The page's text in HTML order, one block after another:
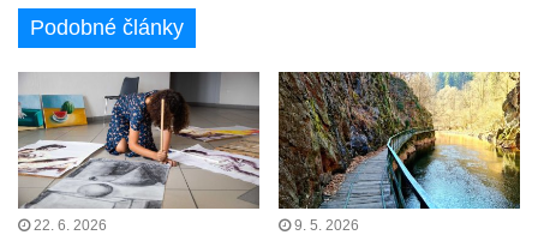
Podobné články
22. 6. 2026 9. 5. 2026